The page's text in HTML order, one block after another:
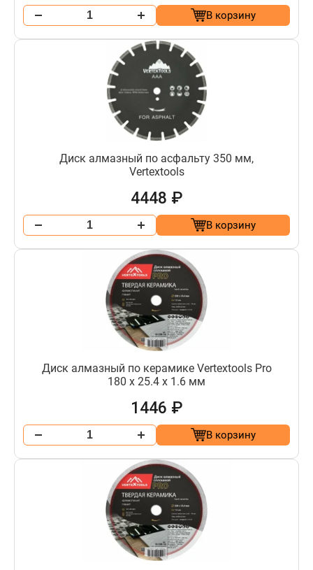
В корзину
Диск алмазный по асфальту 350 мм,
Vertextools
4448 ₽
В корзину
Диск алмазный по керамике Vertextools Pro
180 х 25.4 х 1.6 мм
1446 ₽
В корзину